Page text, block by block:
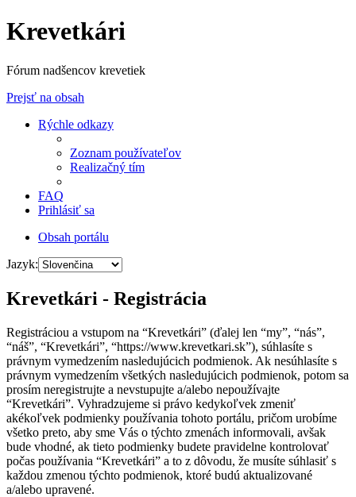
Krevetkári
Fórum nadšencov krevetiek
Prejsť na obsah
Rýchle odkazy
Zoznam používateľov
Realizačný tím
FAQ
Prihlásiť sa
Obsah portálu
Jazyk:
Krevetkári - Registrácia
Registráciou a vstupom na “Krevetkári” (ďalej len “my”, “nás”,
“náš”, “Krevetkári”, “https://www.krevetkari.sk”), súhlasíte s
právnym vymedzením nasledujúcich podmienok. Ak nesúhlasíte s
právnym vymedzením všetkých nasledujúcich podmienok, potom sa
prosím neregistrujte a nevstupujte a/alebo nepoužívajte
“Krevetkári”. Vyhradzujeme si právo kedykoľvek zmeniť
akékoľvek podmienky používania tohoto portálu, pričom urobíme
všetko preto, aby sme Vás o týchto zmenách informovali, avšak
bude vhodné, ak tieto podmienky budete pravidelne kontrolovať
počas používania “Krevetkári” a to z dôvodu, že musíte súhlasiť s
každou zmenou týchto podmienok, ktoré budú aktualizované
a/alebo upravené.